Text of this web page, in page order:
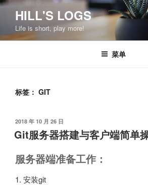
跳
容
HILL'S LOGS
Life is short, play more!
菜单
标签： GIT
发
布
于
2018 年 10 月 26 日
Git服务器搭建与客户端简单
服务器端准备工作：
1. 安装git